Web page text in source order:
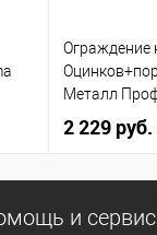
Ограждение
Металл
2 229 руб.
и